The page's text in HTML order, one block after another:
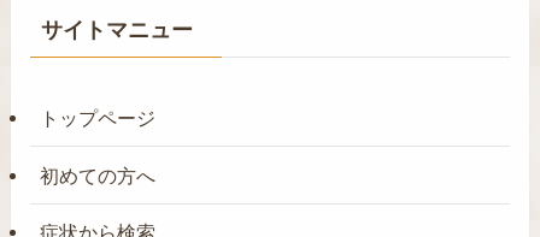
サイトマニュー
トップページ
初めての方へ
症状から検索